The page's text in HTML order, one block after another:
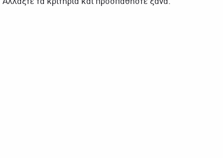
Αλλάξτε τα κριτήρια και προσπαθήστε ξανά.